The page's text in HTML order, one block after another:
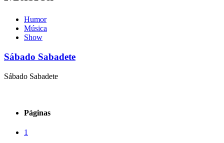
Humor
Música
Show
Sábado Sabadete
Sábado Sabadete
Páginas
1